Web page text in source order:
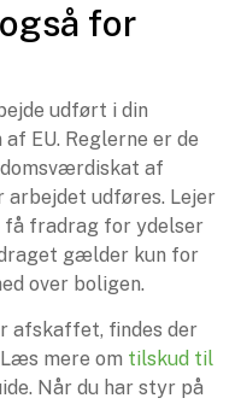
for
udført i din
EU. Reglerne er de
af
arbejdet udføres. Lejer
få fradrag for ydelser
gælder kun for
over boligen.
afskaffet, findes der
mere om tilskud til
Når du har styr på